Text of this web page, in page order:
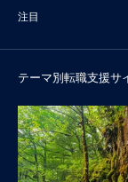
注目
テーマ別転職支援サ